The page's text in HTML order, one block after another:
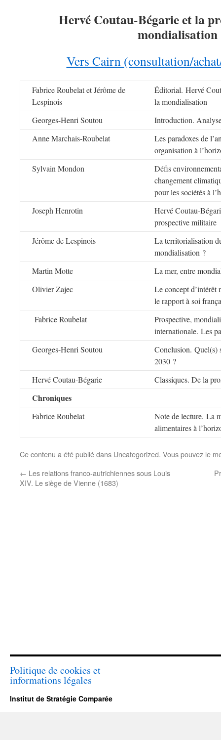
Hervé Coutau-Bégarie et la
mondialisation
Vers Cairn (consultation/
Fabrice Roubelat et Jérôme de
Lespinois
Éditorial. Hervé
la mondialisation
Georges-Henri Soutou
Introduction.
Anne Marchais-Roubelat
Les paradoxes de
organisation à
Sylvain Mondon
Défis
changement
pour les sociétés à
Joseph Henrotin
Hervé Coutau-
prospective militaire
Jérôme de Lespinois
La territorialisation
mondialisation ?
Martin Motte
La mer, entre
Olivier Zajec
Le concept d’intérêt
le rapport à soi
Fabrice Roubelat
Prospective,
internationale. Les
Georges-Henri Soutou
Conclusion. Quel(s)
2030 ?
Hervé Coutau-Bégarie
Classiques. De la
Chroniques
Fabrice Roubelat
Note de lecture. La
alimentaires à
Ce contenu a été publié dans Uncategorized. Vous pouvez le
← Les relations franco-autrichiennes sous Louis
XIV. Le siège de Vienne (1683)
Politique de cookies et
informations légales
Institut de Stratégie Comparée